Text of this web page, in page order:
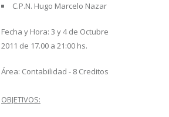
C.P.N. Hugo Marcelo Nazar
Fecha y Hora: 3 y 4 de Octubre
2011 de 17.00 a 21:00 hs.
Área: Contabilidad - 8 Creditos
OBJETIVOS: